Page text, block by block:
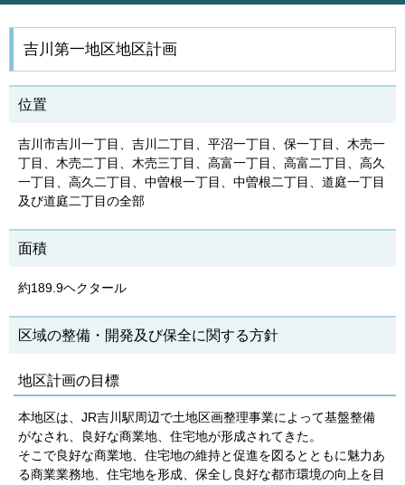
吉川第一地区地区計画
位置
吉川市吉川一丁目、吉川二丁目、平沼一丁目、保一丁目、木売一
丁目、木売二丁目、木売三丁目、高富一丁目、高富二丁目、高久
一丁目、高久二丁目、中曽根一丁目、中曽根二丁目、道庭一丁目
及び道庭二丁目の全部
面積
約189.9ヘクタール
区域の整備・開発及び保全に関する方針
地区計画の目標
本地区は、JR吉川駅周辺で土地区画整理事業によって基盤整備
がなされ、良好な商業地、住宅地が形成されてきた。
そこで良好な商業地、住宅地の維持と促進を図るとともに魅力あ
る商業業務地、住宅地を形成、保全し良好な都市環境の向上を目